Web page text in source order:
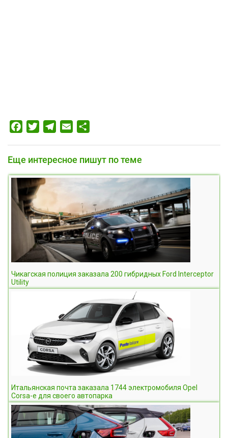
FacebookTwitterTelegram
Email
Еще интересное пишут по теме
Чикагская полиция заказала 200 гибридных Ford Interceptor
Utility
Итальянская почта заказала 1744 электромобиля Opel
Corsa-e для своего автопарка